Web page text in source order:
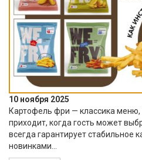
10 ноября 2025
Картофель фри — классика меню,
приходит, когда гость может
всегда гарантирует стабильное
новинками...